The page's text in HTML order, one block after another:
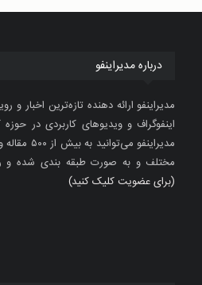
درباره مدیراینفو
مدیراینفو ارائه دهنده تازه‌ترین اخبار و
اینفوگراف و ویدیوهای کاربردی در
مختلف و به صورت طبقه بندی شده و
(برای عضویت کلیک کنید)